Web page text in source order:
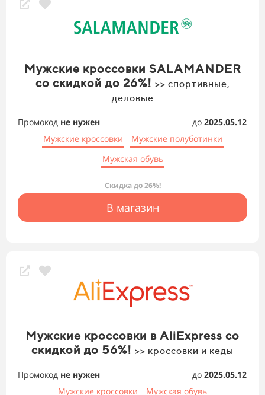
Мужские кроссовки SALAMANDER
со скидкой до 26%! >> спортивные,
деловые
Промокод не нужен до 2025.05.12
Мужские кроссовки
Мужские полуботинки
Мужская обувь
Скидка до 26%!
В магазин
Мужские кроссовки в AliExpress со
скидкой до 56%! >> кроссовки и кеды
Промокод не нужен до 2025.05.12
Мужские кроссовки
Мужская обувь